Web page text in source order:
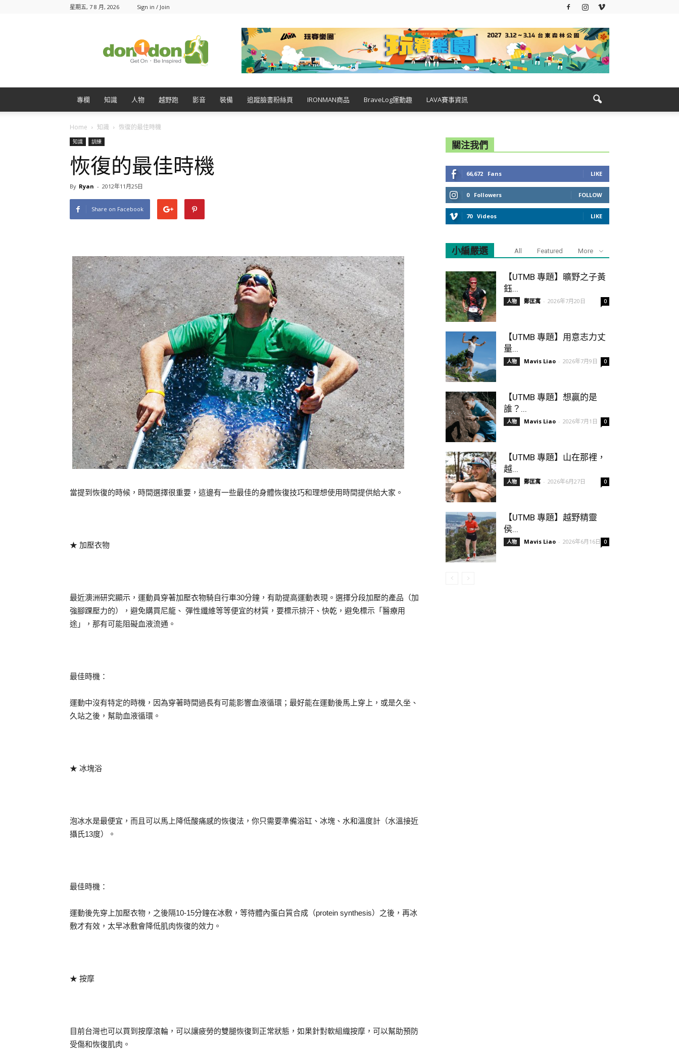
星期五, 7 8 月, 2026 Sign in / Join
專欄 知識 人物 越野跑 影音 裝備 追蹤臉書粉絲頁 IRONMAN商品 BraveLog運動趣 LAVA賽事資訊
Home 知識 恢復的最佳時機
知識 訓練
恢復的最佳時機
By Ryan - 2012年11月25日
Share on Facebook
當提到恢復的時候，時間選擇很重要，這邊有一些最佳的身體恢復技巧和理想使用時間提供給大家。
★ 加壓衣物
最近澳洲研究顯示，運動員穿著加壓衣物騎自行車30分鐘，有助提高運動表現。選擇分段加壓的產品（加
強腳踝壓力的），避免購買尼龍、 彈性纖維等等便宜的材質，要標示排汗、快乾，避免標示「醫療用
途」，那有可能阻礙血液流通。
最佳時機：
運動中沒有特定的時機，因為穿著時間過長有可能影響血液循環；最好能在運動後馬上穿上，或是久坐、
久站之後，幫助血液循環。
★ 冰塊浴
泡冰水是最便宜，而且可以馬上降低酸痛感的恢復法，你只需要準備浴缸、冰塊、水和溫度計（水溫接近
攝氏13度）。
最佳時機：
運動後先穿上加壓衣物，之後隔10-15分鐘在冰敷，等待體內蛋白質合成（protein synthesis）之後，再冰
敷才有效，太早冰敷會降低肌肉恢復的效力。
★ 按摩
目前台灣也可以買到按摩滾輪，可以讓疲勞的雙腿恢復到正常狀態，如果針對軟組織按摩，可以幫助預防
受傷和恢復肌肉。
關注我們
66,672 Fans LIKE
0 Followers FOLLOW
70 Videos LIKE
小編嚴選 All Featured More
【UTMB 專題】曠野之子黃
鈺...
人物 鄭匡寓 - 2026年7月20日 0
【UTMB 專題】用意志力丈
量...
人物 Mavis Liao - 2026年7月9日 0
【UTMB 專題】想贏的是
誰？...
人物 Mavis Liao - 2026年7月1日 0
【UTMB 專題】山在那裡，
越...
人物 鄭匡寓 - 2026年6月27日 0
【UTMB 專題】越野精靈
侯...
人物 Mavis Liao - 2026年6月16日 0